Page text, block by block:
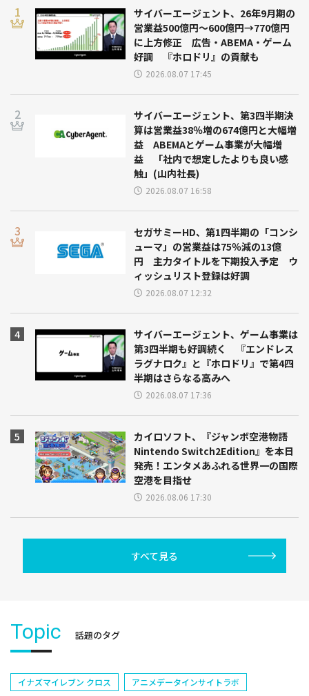
サイバーエージェント、26年9月期の
営業益500億円～600億円→770億円
に上方修正 広告・ABEMA・ゲーム
好調 『ホロドリ』の貢献も
2026.08.07 17:45
サイバーエージェント、第3四半期決
算は営業益38％増の674億円と大幅増
益 ABEMAとゲーム事業が大幅増
益 「社内で想定したよりも良い感
触」(山内社長)
2026.08.07 16:58
セガサミーHD、第1四半期の「コンシ
ューマ」の営業益は75％減の13億
円 主力タイトルを下期投入予定 ウ
ィッシュリスト登録は好調
2026.08.07 12:32
サイバーエージェント、ゲーム事業は
第3四半期も好調続く 『エンドレス
ラグナロク』と『ホロドリ』で第4四
半期はさらなる高みへ
2026.08.07 17:36
カイロソフト、『ジャンボ空港物語
Nintendo Switch2Edition』を本日
発売！エンタメあふれる世界一の国際
空港を目指せ
2026.08.06 17:30
すべて見る
Topic 話題のタグ
イナズマイレブン クロス
アニメデータインサイトラボ